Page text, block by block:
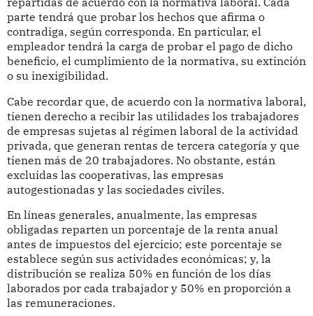
parte tendrá que probar los hechos que afirma o
contradiga, según corresponda. En particular, el
empleador tendrá la carga de probar el pago de dicho
beneficio, el cumplimiento de la normativa, su extinción
o su inexigibilidad.
Cabe recordar que, de acuerdo con la normativa laboral,
tienen derecho a recibir las utilidades los trabajadores
de empresas sujetas al régimen laboral de la actividad
privada, que generan rentas de tercera categoría y que
tienen más de 20 trabajadores. No obstante, están
excluidas las cooperativas, las empresas
autogestionadas y las sociedades civiles.
En líneas generales, anualmente, las empresas
obligadas reparten un porcentaje de la renta anual
antes de impuestos del ejercicio; este porcentaje se
establece según sus actividades económicas; y, la
distribución se realiza 50% en función de los días
laborados por cada trabajador y 50% en proporción a
las remuneraciones.